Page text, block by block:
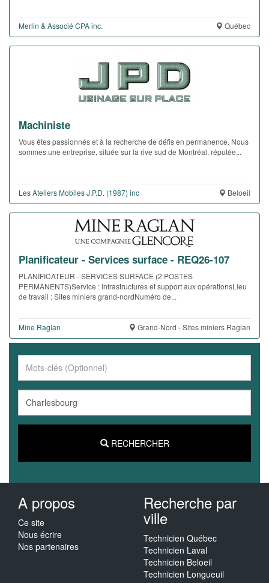
Merlin & Associé CPA inc. Québec
Machiniste
Vous êtes passionnés et à la recherche de défis en permanence. Nous
sommes une entreprise, située sur la rive sud de Montréal, réputée...
Les Ateliers Mobiles J.P.D. (1987) inc Beloeil
Planificateur - Services surface - REQ26-107
PLANIFICATEUR - SERVICES SURFACE (2 POSTES
PERMANENTS)Service : Infrastructures et support aux opérationsLieu
de travail : Sites miniers grand-nordNuméro de...
Mine Raglan Grand-Nord - Sites miniers Raglan
RECHERCHER
A propos
Ce site
Nous écrire
Nos partenaires
Recherche par
ville
Technicien Québec
Technicien Laval
Technicien Beloeil
Technicien Longueuil